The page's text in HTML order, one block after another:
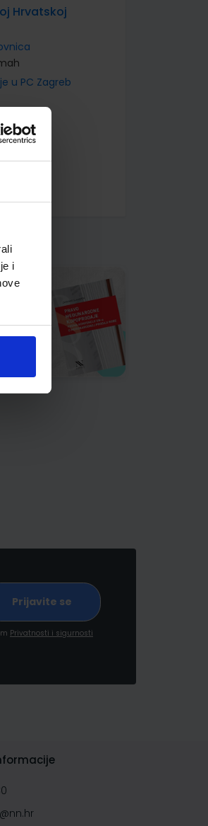
i
Hrvatskoj
u PC Zagreb
Privatnosti i sigurnosti